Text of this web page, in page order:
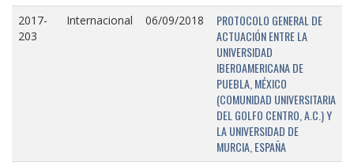
2017-
203
Internacional 06/09/2018
PROTOCOLO GENERAL DE
ACTUACIÓN ENTRE LA
UNIVERSIDAD
IBEROAMERICANA DE
PUEBLA, MÉXICO
(COMUNIDAD UNIVERSITARIA
DEL GOLFO CENTRO, A.C.) Y
LA UNIVERSIDAD DE
MURCIA, ESPAÑA